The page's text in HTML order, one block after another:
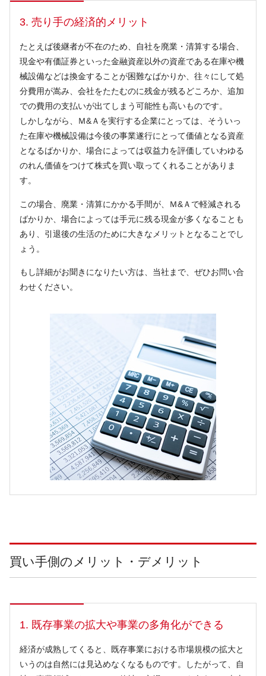
3. 売り手の経済的メリット
たとえば後継者が不在のため、自社を廃業・清算する場合、
現金や有価証券といった金融資産以外の資産である在庫や機
械設備などは換金することが困難なばかりか、往々にして処
分費用が嵩み、会社をたたむのに残金が残るどころか、追加
での費用の支払いが出てしまう可能性も高いものです。
しかしながら、Ｍ&Ａを実行する企業にとっては、そういっ
た在庫や機械設備は今後の事業遂行にとって価値となる資産
となるばかりか、場合によっては収益力を評価していわゆる
のれん価値をつけて株式を買い取ってくれることがありま
す。
この場合、廃業・清算にかかる手間が、Ｍ&Ａで軽減される
ばかりか、場合によっては手元に残る現金が多くなることも
あり、引退後の生活のために大きなメリットとなることでし
ょう。
もし詳細がお聞きになりたい方は、当社まで、ぜひお問い合
わせください。
買い手側のメリット・デメリット
1. 既存事業の拡大や事業の多角化ができる
経済が成熟してくると、既存事業における市場規模の拡大と
いうのは自然には見込めなくなるものです。したがって、自